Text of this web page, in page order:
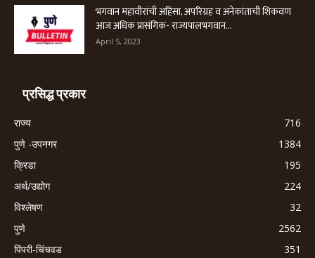
भगवान महावीरांची अहिंसा, अपरिग्रह व अनेकांताची शिकवण
आज अधिक प्रासंगिक- राज्यपालभगवान...
April 5, 2023
प्रसिद्ध प्रकार
राज्य
716
पुणे -उपनगर
1384
क्रिडा
195
अर्थ/उद्योग
224
विश्लेषण
32
पुणे
2562
पिंपरी-चिंचवड
351